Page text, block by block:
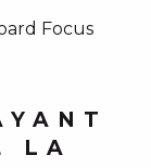
Focus
LA